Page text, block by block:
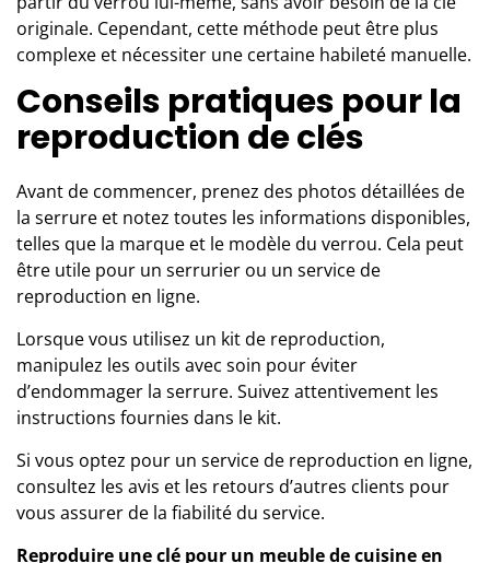
originale. Cependant, cette méthode peut être plus
complexe et nécessiter une certaine habileté manuelle.
Conseils pratiques pour la
reproduction de clés
Avant de commencer, prenez des photos détaillées de
la serrure et notez toutes les informations disponibles,
telles que la marque et le modèle du verrou. Cela peut
être utile pour un serrurier ou un service de
reproduction en ligne.
Lorsque vous utilisez un kit de reproduction,
manipulez les outils avec soin pour éviter
d’endommager la serrure. Suivez attentivement les
instructions fournies dans le kit.
Si vous optez pour un service de reproduction en ligne,
consultez les avis et les retours d’autres clients pour
vous assurer de la fiabilité du service.
Reproduire une clé pour un meuble de cuisine en